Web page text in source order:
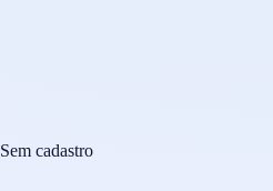
Sem cadastro